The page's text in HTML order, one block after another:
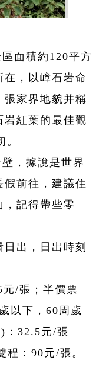
面積約120平方
，以嶂石岩命
張家界地貌并稱
岩紅葉的最佳觀
，據說是世界
前往，建議住
記得帶些零
出，日出時刻
/張；半價票
以下，60周歲
：32.5元/張
程：90元/張。